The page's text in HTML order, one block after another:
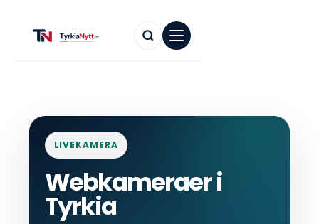
LIVEKAMERA
Webkameraer i
Tyrkia